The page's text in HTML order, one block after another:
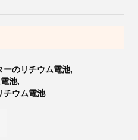
のリチウム電池,
池,
チウム電池